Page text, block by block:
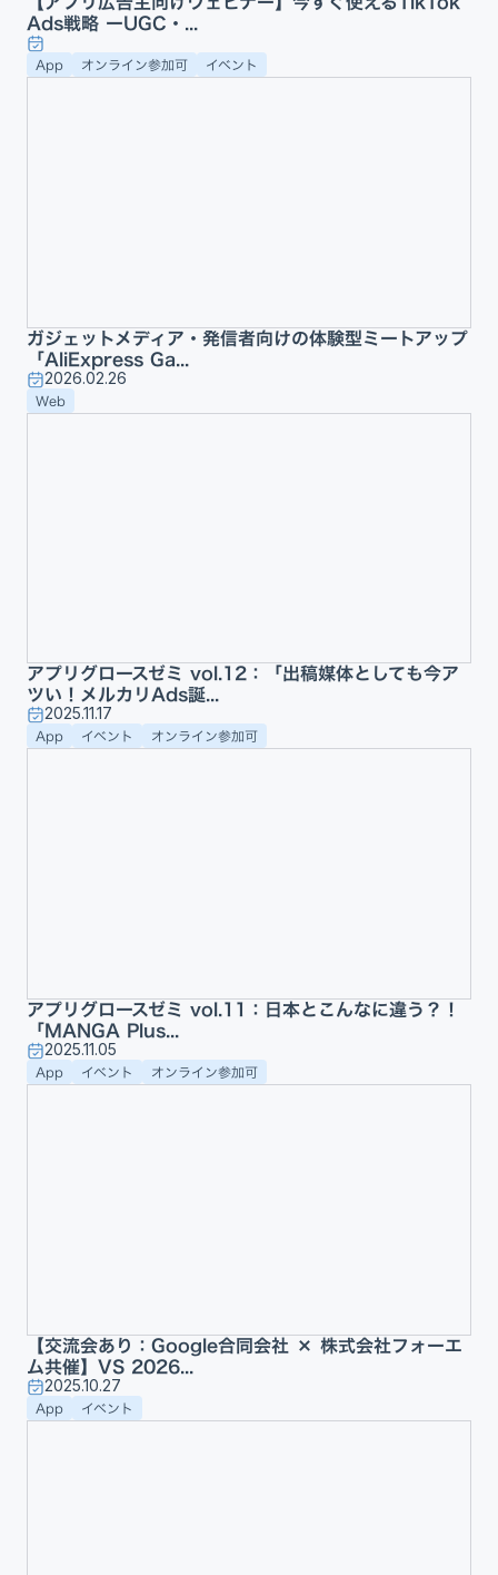
Ads戦略 ーUGC・...
App オンライン参加可 イベント
ガジェットメディア・発信者向けの体験型ミートアップ
「AliExpress Ga...
2026.02.26
Web
アプリグロースゼミ vol.12：「出稿媒体としても今ア
ツい！メルカリAds誕...
2025.11.17
App イベント オンライン参加可
アプリグロースゼミ vol.11：日本とこんなに違う？！
「MANGA Plus...
2025.11.05
App イベント オンライン参加可
【交流会あり：Google合同会社 × 株式会社フォーエ
ム共催】VS 2026...
2025.10.27
App イベント